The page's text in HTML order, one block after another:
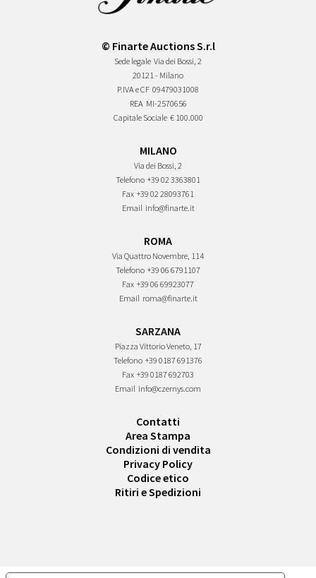
© Finarte Auctions S.r.l
Sede legale Via dei Bossi, 2
20121 - Milano
P.IVA e CF 09479031008
REA MI-2570656
Capitale Sociale € 100.000
MILANO
Via dei Bossi, 2
Telefono +39 02 3363801
Fax +39 02 28093761
Email info@finarte.it
ROMA
Via Quattro Novembre, 114
Telefono +39 06 6791107
Fax +39 06 69923077
Email roma@finarte.it
SARZANA
Piazza Vittorio Veneto, 17
Telefono +39 0187 691376
Fax +39 0187 692703
Email info@czernys.com
Contatti
Area Stampa
Condizioni di vendita
Privacy Policy
Codice etico
Ritiri e Spedizioni